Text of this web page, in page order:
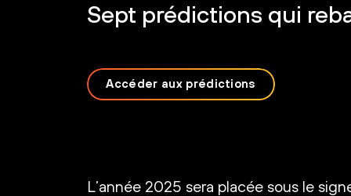
Sept prédictions qui
Accéder aux prédictions
L’année 2025 sera placée sous le